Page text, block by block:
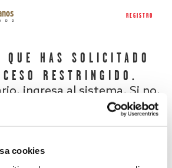
cookies
REGISTRO
QUE HAS SOLICITADO
RESTRINGIDO.
ingresa al sistema. Si no,